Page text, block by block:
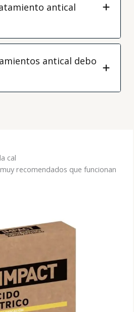
antical
antical debo
cal
recomendados que funcionan